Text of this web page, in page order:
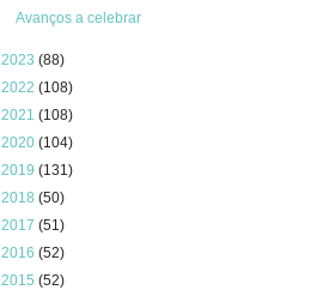
Avanços a celebrar
2023 (88)
2022 (108)
2021 (108)
2020 (104)
2019 (131)
2018 (50)
2017 (51)
2016 (52)
2015 (52)